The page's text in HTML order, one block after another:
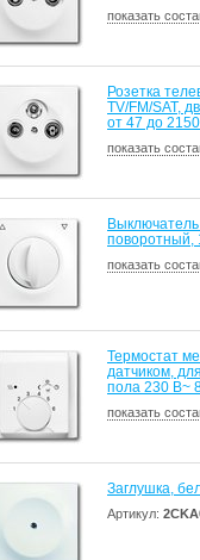
показать
Розетка
TV/FM/SAT,
от 47 до
показать
поворотный,
показать
Термостат
датчиком,
пола 230 В~
показать
Заглушка,
Артикул: